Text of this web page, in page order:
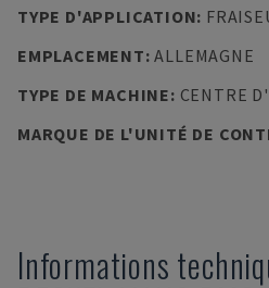
TYPE D'APPLICATION:
EMPLACEMENT:ALLEMAGNE
TYPE DE MACHINE: CENTRE
MARQUE DE L'UNITÉ DE
Informations